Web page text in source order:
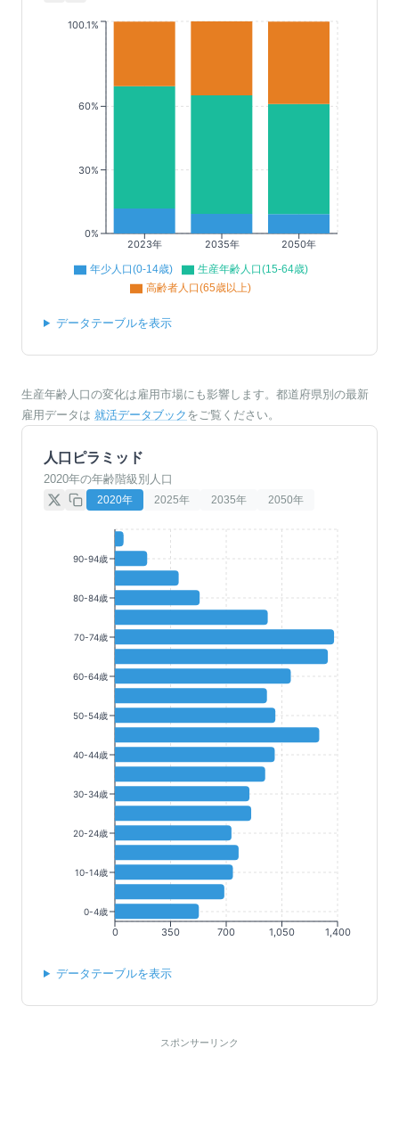
2023年 2035年 2050年
0%
30%
60%
100.1%
年少人口(0-14歳)
生産年齢人口(15-64歳)
高齢者人口(65歳以上)
データテーブルを表示
生産年齢人口の変化は雇用市場にも影響します。都道府県別の最新
雇用データは 就活データブック をご覧ください。
人口ピラミッド
2020年の年齢階級別人口
2020年 2025年 2035年 2050年
0 350 700 1,050 1,400
90-94歳
80-84歳
70-74歳
60-64歳
50-54歳
40-44歳
30-34歳
20-24歳
10-14歳
0-4歳
データテーブルを表示
スポンサーリンク